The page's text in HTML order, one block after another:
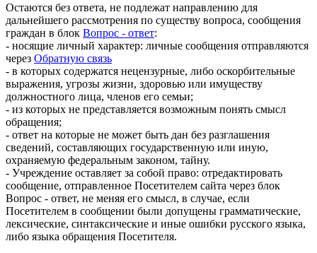
Остаются без ответа, не подлежат направлению для
дальнейшего рассмотрения по существу вопроса, сообщения
граждан в блок Вопрос - ответ:
- носящие личный характер: личные сообщения отправляются
через Обратную связь
- в которых содержатся нецензурные, либо оскорбительные
выражения, угрозы жизни, здоровью или имуществу
должностного лица, членов его семьи;
- из которых не представляется возможным понять смысл
обращения;
- ответ на которые не может быть дан без разглашения
сведений, составляющих государственную или иную,
охраняемую федеральным законом, тайну.
- Учреждение оставляет за собой право: отредактировать
сообщение, отправленное Посетителем сайта через блок
Вопрос - ответ, не меняя его смысл, в случае, если
Посетителем в сообщении были допущены грамматические,
лексические, синтаксические и иные ошибки русского языка,
либо языка обращения Посетителя.